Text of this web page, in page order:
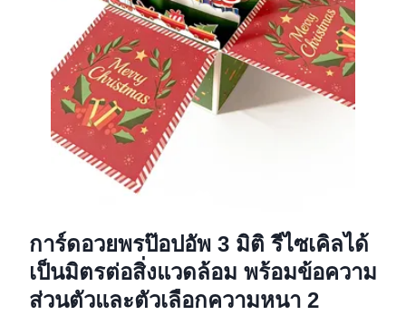
การ์ดอวยพรป๊อปอัพ 3 มิติ รีไซเคิลได้
เป็นมิตรต่อสิ่งแวดล้อม พร้อมข้อความ
ส่วนตัวและตัวเลือกความหนา 2